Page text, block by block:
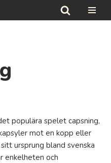
populära spelet capsning,
mot en kopp eller
ursprung bland svenska
enkelheten och